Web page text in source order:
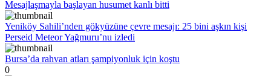
Mesajlaşmayla başlayan husumet kanlı bitti
Yeniköy Sahili’nden gökyüzüne çevre mesajı: 25 bini aşkın kişi
Perseid Meteor Yağmuru’nu izledi
Bursa’da rahvan atları şampiyonluk için koştu
0